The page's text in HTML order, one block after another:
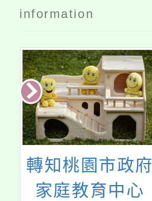
information
轉知桃園市政府
家庭教育中心